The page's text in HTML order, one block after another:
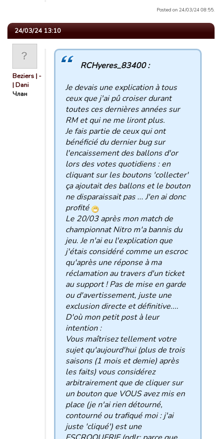
Posted on 24/03/24 08:55.
24/03/24 13:10
Beziers | -
| Dani
Члан
RCHyeres_83400 :
Je devais une explication à tous
ceux que j'ai pû croiser durant
toutes ces dernières années sur
RM et qui ne me liront plus.
Je fais partie de ceux qui ont
bénéficié du dernier bug sur
l'encaissement des ballons d'or
lors des votes quotidiens : en
cliquant sur les boutons 'collecter'
ça ajoutait des ballons et le bouton
ne disparaissait pas ... J'en ai donc
profité
Le 20/03 après mon match de
championnat Nitro m'a bannis du
jeu. Je n'ai eu l'explication que
j'étais considéré comme un escroc
qu'après une réponse à ma
réclamation au travers d'un ticket
au support ! Pas de mise en garde
ou d'avertissement, juste une
exclusion directe et définitive....
D'où mon petit post à leur
intention :
Vous maîtrisez tellement votre
sujet qu'aujourd'hui (plus de trois
saisons (1 mois et demie) après
les faits) vous considérez
arbitrairement que de cliquer sur
un bouton que VOUS avez mis en
place (je n'ai rien détourné,
contourné ou trafiqué moi : j'ai
juste 'cliqué') est une